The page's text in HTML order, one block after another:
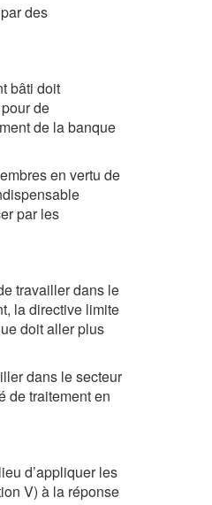
des
bâti doit
de
de la banque
en vertu de
par les
travailler dans le
la directive limite
doit aller plus
dans le secteur
de traitement en
d’appliquer les
V) à la réponse